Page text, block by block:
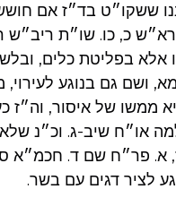
ששקו״ט בד״ז אם
כ, כו. שו״ת ריב״ש
אלא בפליטת כלים,
ושם גם בנוגע
ממשו של איסור, וה״ז
או״ח שיב-ג. וכ״נ
א. פר״ח שם ד. חכמ״א
לציר דגים עם בשר.